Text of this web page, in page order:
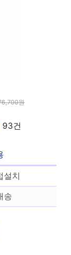
원
93건
설치
송